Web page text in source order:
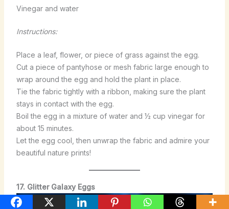
Vinegar and water
Instructions:
Place a leaf, flower, or piece of grass against the egg.
Cut a piece of pantyhose or mesh fabric large enough to
wrap around the egg and hold the plant in place.
Tie the fabric tightly with a ribbon, making sure the plant
stays in contact with the egg.
Boil the egg in a mixture of water and ½ cup vinegar for
about 15 minutes.
Let the egg cool, then unwrap the fabric and admire your
beautiful nature prints!
17. Glitter Galaxy Eggs
Save for Later